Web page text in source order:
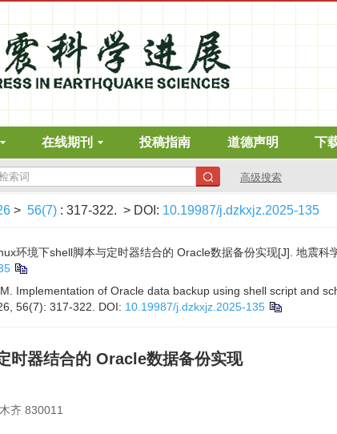
在线期刊 投稿指南 道德声明 下
高级搜索
> 56(7) : 317-322. > DOI: 10.19987/j.dzkxjz.2025-135
环境下shell脚本与定时器结合的 Oracle数据备份实现[J]. 地震科
Implementation of Oracle data backup using shell script and
56(7): 317-322.
DOI: 10.19987/j.dzkxjz.2025-135
时器结合的 Oracle数据备份实现
齐 830011